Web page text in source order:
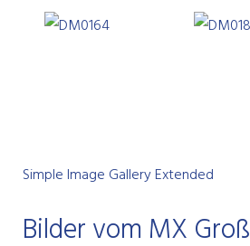
Simple Image Gallery Extended
Bilder vom MX Groß